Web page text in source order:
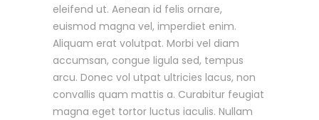
eleifend ut. Aenean id felis ornare,
euismod magna vel, imperdiet enim.
Aliquam erat volutpat. Morbi vel diam
accumsan, congue ligula sed, tempus
arcu. Donec vol utpat ultricies lacus, non
convallis quam mattis a. Curabitur feugiat
magna eget tortor luctus iaculis. Nullam